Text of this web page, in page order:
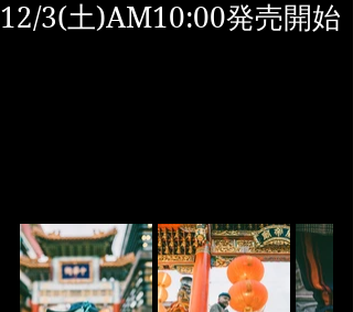
12/3(土)AM10:00発売開始